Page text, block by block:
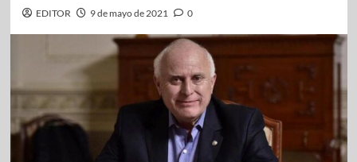
EDITOR 9 de mayo de 2021 0